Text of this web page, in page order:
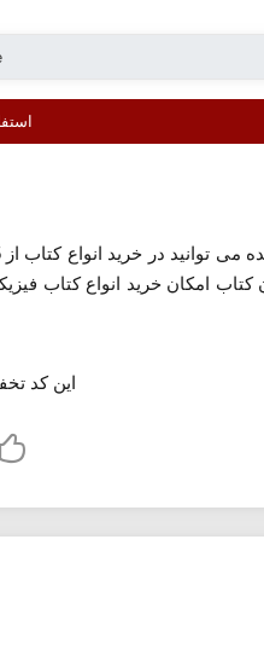
امکان خرید انواع کتاب
این کد